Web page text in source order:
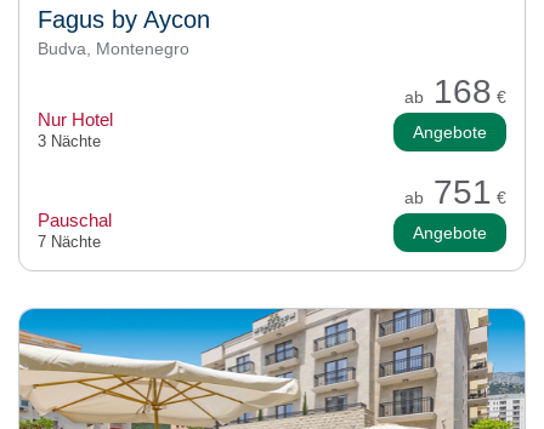
Fagus by Aycon
Budva, Montenegro
ab 168 €
Nur Hotel
3 Nächte Angebote
ab 751 €
Pauschal
7 Nächte Angebote